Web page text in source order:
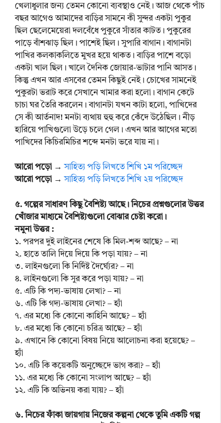
খেলাধুলার জন্য তেমন কোনো ব্যবস্থাও নেই। আজ থেকে পাঁচ
বছর আগেও আমাদের বাড়ির সামনে কী সুন্দর একটা পুকুর
ছিল ছেলেমেয়েরা দলবেঁধে পুকুরে সাঁতার কাটত। পুকুরের
পাড়ে বাঁশঝাড় ছিল। পাশেই ছিল। সুপারি বাগান। বাগানটা
পাখির কলকাকলিতে মুখর হয়ে থাকত। বাড়ির পাশে বড়ো
একটা খাল ছিল। খালে দৈনিক জোয়ার-ভাটার পানি আসত।
কিন্তু এখন আর এসবের তেমন কিছুই নেই। চোখের সামনেই
পুকুরটা ভরাট করে সেখানে খামার করা হলো। বাগান কেটে
চাচা ঘর তৈরি করলেন। বাগানটা যখন কাটা হলো, পাখিদের
সে কী আর্তনাদ! মনটা ব্যথায় হুহু করে কেঁদে উঠেছিল। নীড়
হারিয়ে পাখিগুলো উড়ে চলে গেল। এখন আর আগের মতো
পাখিদের কিচিরমিচির শব্দে মনটা ভরে যায় না।
আরো পড়ো →সাহিত্য পড়ি লিখতে শিখি ১ম পরিচ্ছেদ
আরো পড়ো →সাহিত্য পড়ি লিখতে শিখি ২য় পরিচ্ছেদ
৫. গল্পের সাধারণ কিছু বৈশিষ্ট্য আছে। নিচের প্রশ্নগুলোর উত্তর
খোঁজার মাধ্যমে বৈশিষ্ট্যগুলো বোঝার চেষ্টা করো।
নমুনা উত্তর :
১. পরপর দুই লাইনের শেষে কি মিল-শব্দ আছে? – না
২. হাতে তালি দিয়ে দিয়ে কি পড়া যায়? – না
৩. লাইনগুলো কি নির্দিষ্ট দৈর্ঘ্যের? – না
৪. লাইনগুলো কি সুর করে পড়া যায়? – না
৫. এটি কি পদ্য-ভাষায় লেখা? – না
৬. এটি কি গদ্য-ভাষায় লেখা? – হ্যাঁ
৭. এর মধ্যে কি কোনো কাহিনি আছে? – হ্যাঁ
৮. এর মধ্যে কি কোনো চরিত্র আছে? – হ্যাঁ
৯. এখানে কি কোনো বিষয় নিয়ে আলোচনা করা হয়েছে? –
হ্যাঁ
১০. এটি কি কয়েকটি অনুচ্ছেদে ভাগ করা? – হ্যাঁ
১১. এর মধ্যে কি কোনো সংলাপ আছে? – হ্যাঁ
১২. এটি কি অভিনয় করা যায়? – হ্যাঁ
৬. নিচের ফাঁকা জায়গায় নিজের কল্পনা থেকে তুমি একটি গল্প